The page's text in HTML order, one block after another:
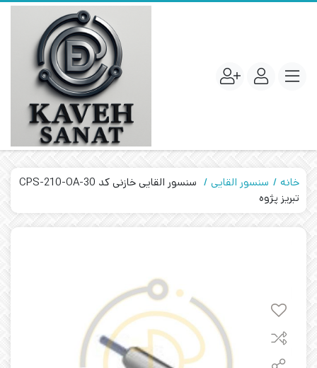
خانه سنسور القایی
سنسور القایی خازنی کد CPS-210-OA-30
تبریز پژوه